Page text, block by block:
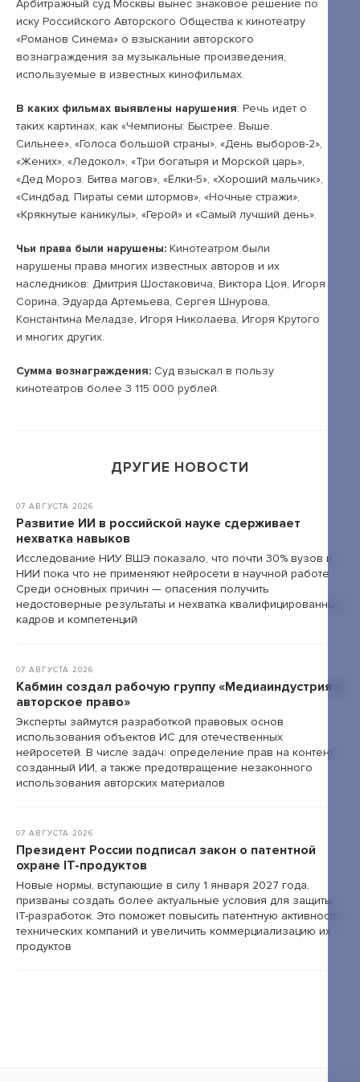
IPQuorum.Музыка
Пользовательское соглашение
Сведения об образовательной организации
Договор-оферта
Согласие на обработку персональных
данных для регистрации на сайте
Согласие на обработку персональных
данных (Cookie)
Политика обработки персональных данных
Положение об антикоррупционной
+7 495 789-00-47
Арбитражный суд Москвы вынес знаковое решение по
иску Российского Авторского Общества к кинотеатру
«Романов Синема» о взыскании авторского
вознаграждения за музыкальные произведения,
используемые в известных кинофильмах.
В каких фильмах выявлены нарушения: Речь идет о
таких картинах, как «Чемпионы: Быстрее. Выше.
Сильнее», «Голоса большой страны», «День выборов-2»,
«Жених», «Ледокол», «Три богатыря и Морской царь»,
«Дед Мороз. Битва магов», «Ёлки-5», «Хороший мальчик»,
«Синдбад. Пираты семи штормов», «Ночные стражи»,
«Крякнутые каникулы», «Герой» и «Самый лучший день».
Чьи права были нарушены: Кинотеатром были
нарушены права многих известных авторов и их
наследников: Дмитрия Шостаковича, Виктора Цоя, Игоря
Сорина, Эдуарда Артемьева, Сергея Шнурова,
Константина Меладзе, Игоря Николаева, Игоря Крутого
и многих других.
Сумма вознаграждения: Суд взыскал в пользу
кинотеатров более 3 115 000 рублей.
ДРУГИЕ НОВОСТИ
07 АВГУСТА 2026
Развитие ИИ в российской науке сдерживает
нехватка навыков
Исследование НИУ ВШЭ показало, что почти 30% вузов и
НИИ пока что не применяют нейросети в научной работе.
Среди основных причин — опасения получить
недостоверные результаты и нехватка квалифицированных
кадров и компетенций
07 АВГУСТА 2026
Кабмин создал рабочую группу «Медиаиндустрия и
авторское право»
Эксперты займутся разработкой правовых основ
использования объектов ИС для отечественных
нейросетей. В числе задач: определение прав на контент,
созданный ИИ, а также предотвращение незаконного
использования авторских материалов
07 АВГУСТА 2026
Президент России подписал закон о патентной
охране IT-продуктов
Новые нормы, вступающие в силу 1 января 2027 года,
призваны создать более актуальные условия для защиты
IT-разработок. Это поможет повысить патентную активность
технических компаний и увеличить коммерциализацию их
продуктов